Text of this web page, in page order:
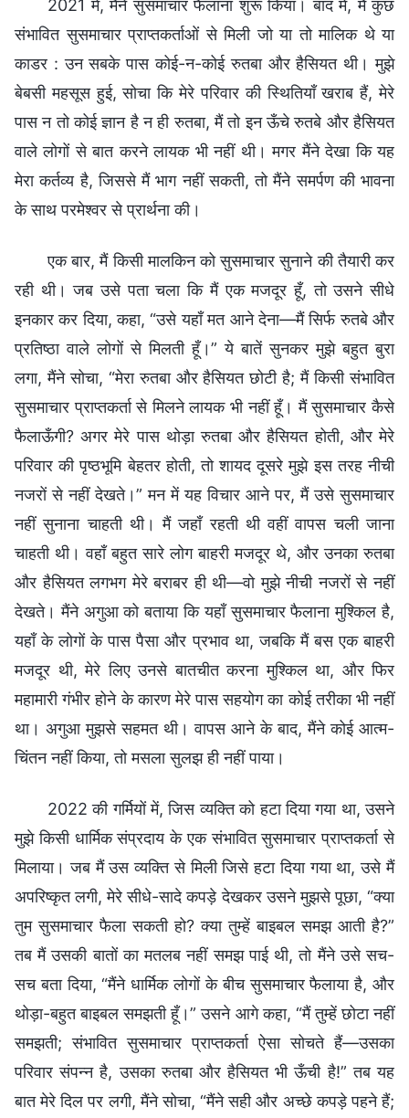
2021 में, मैंने सुसमाचार फैलाना शुरू किया। बाद में, मैं कुछ
संभावित सुसमाचार प्राप्तकर्ताओं से मिली जो या तो मालिक थे या
काडर : उन सबके पास कोई-न-कोई रुतबा और हैसियत थी। मुझे
बेबसी महसूस हुई, सोचा कि मेरे परिवार की स्थितियाँ खराब हैं, मेरे
पास न तो कोई ज्ञान है न ही रुतबा, मैं तो इन ऊँचे रुतबे और हैसियत
वाले लोगों से बात करने लायक भी नहीं थी। मगर मैंने देखा कि यह
मेरा कर्तव्य है, जिससे मैं भाग नहीं सकती, तो मैंने समर्पण की भावना
के साथ परमेश्वर से प्रार्थना की।
एक बार, मैं किसी मालकिन को सुसमाचार सुनाने की तैयारी कर
रही थी। जब उसे पता चला कि मैं एक मजदूर हूँ, तो उसने सीधे
इनकार कर दिया, कहा, “उसे यहाँ मत आने देना—मैं सिर्फ रुतबे और
प्रतिष्ठा वाले लोगों से मिलती हूँ।” ये बातें सुनकर मुझे बहुत बुरा
लगा, मैंने सोचा, “मेरा रुतबा और हैसियत छोटी है; मैं किसी संभावित
सुसमाचार प्राप्तकर्ता से मिलने लायक भी नहीं हूँ। मैं सुसमाचार कैसे
फैलाऊँगी? अगर मेरे पास थोड़ा रुतबा और हैसियत होती, और मेरे
परिवार की पृष्ठभूमि बेहतर होती, तो शायद दूसरे मुझे इस तरह नीची
नजरों से नहीं देखते।” मन में यह विचार आने पर, मैं उसे सुसमाचार
नहीं सुनाना चाहती थी। मैं जहाँ रहती थी वहीं वापस चली जाना
चाहती थी। वहाँ बहुत सारे लोग बाहरी मजदूर थे, और उनका रुतबा
और हैसियत लगभग मेरे बराबर ही थी—वो मुझे नीची नजरों से नहीं
देखते। मैंने अगुआ को बताया कि यहाँ सुसमाचार फैलाना मुश्किल है,
यहाँ के लोगों के पास पैसा और प्रभाव था, जबकि मैं बस एक बाहरी
मजदूर थी, मेरे लिए उनसे बातचीत करना मुश्किल था, और फिर
महामारी गंभीर होने के कारण मेरे पास सहयोग का कोई तरीका भी नहीं
था। अगुआ मुझसे सहमत थी। वापस आने के बाद, मैंने कोई आत्म-
चिंतन नहीं किया, तो मसला सुलझ ही नहीं पाया।
2022 की गर्मियों में, जिस व्यक्ति को हटा दिया गया था, उसने
मुझे किसी धार्मिक संप्रदाय के एक संभावित सुसमाचार प्राप्तकर्ता से
मिलाया। जब मैं उस व्यक्ति से मिली जिसे हटा दिया गया था, उसे मैं
अपरिष्कृत लगी, मेरे सीधे-सादे कपड़े देखकर उसने मुझसे पूछा, “क्या
तुम सुसमाचार फैला सकती हो? क्या तुम्हें बाइबल समझ आती है?”
तब मैं उसकी बातों का मतलब नहीं समझ पाई थी, तो मैंने उसे सच-
सच बता दिया, “मैंने धार्मिक लोगों के बीच सुसमाचार फैलाया है, और
थोड़ा-बहुत बाइबल समझती हूँ।” उसने आगे कहा, “मैं तुम्हें छोटा नहीं
समझती; संभावित सुसमाचार प्राप्तकर्ता ऐसा सोचते हैं—उसका
परिवार संपन्न है, उसका रुतबा और हैसियत भी ऊँची है!” तब यह
बात मेरे दिल पर लगी, मैंने सोचा, “मैंने सही और अच्छे कपड़े पहने हैं;